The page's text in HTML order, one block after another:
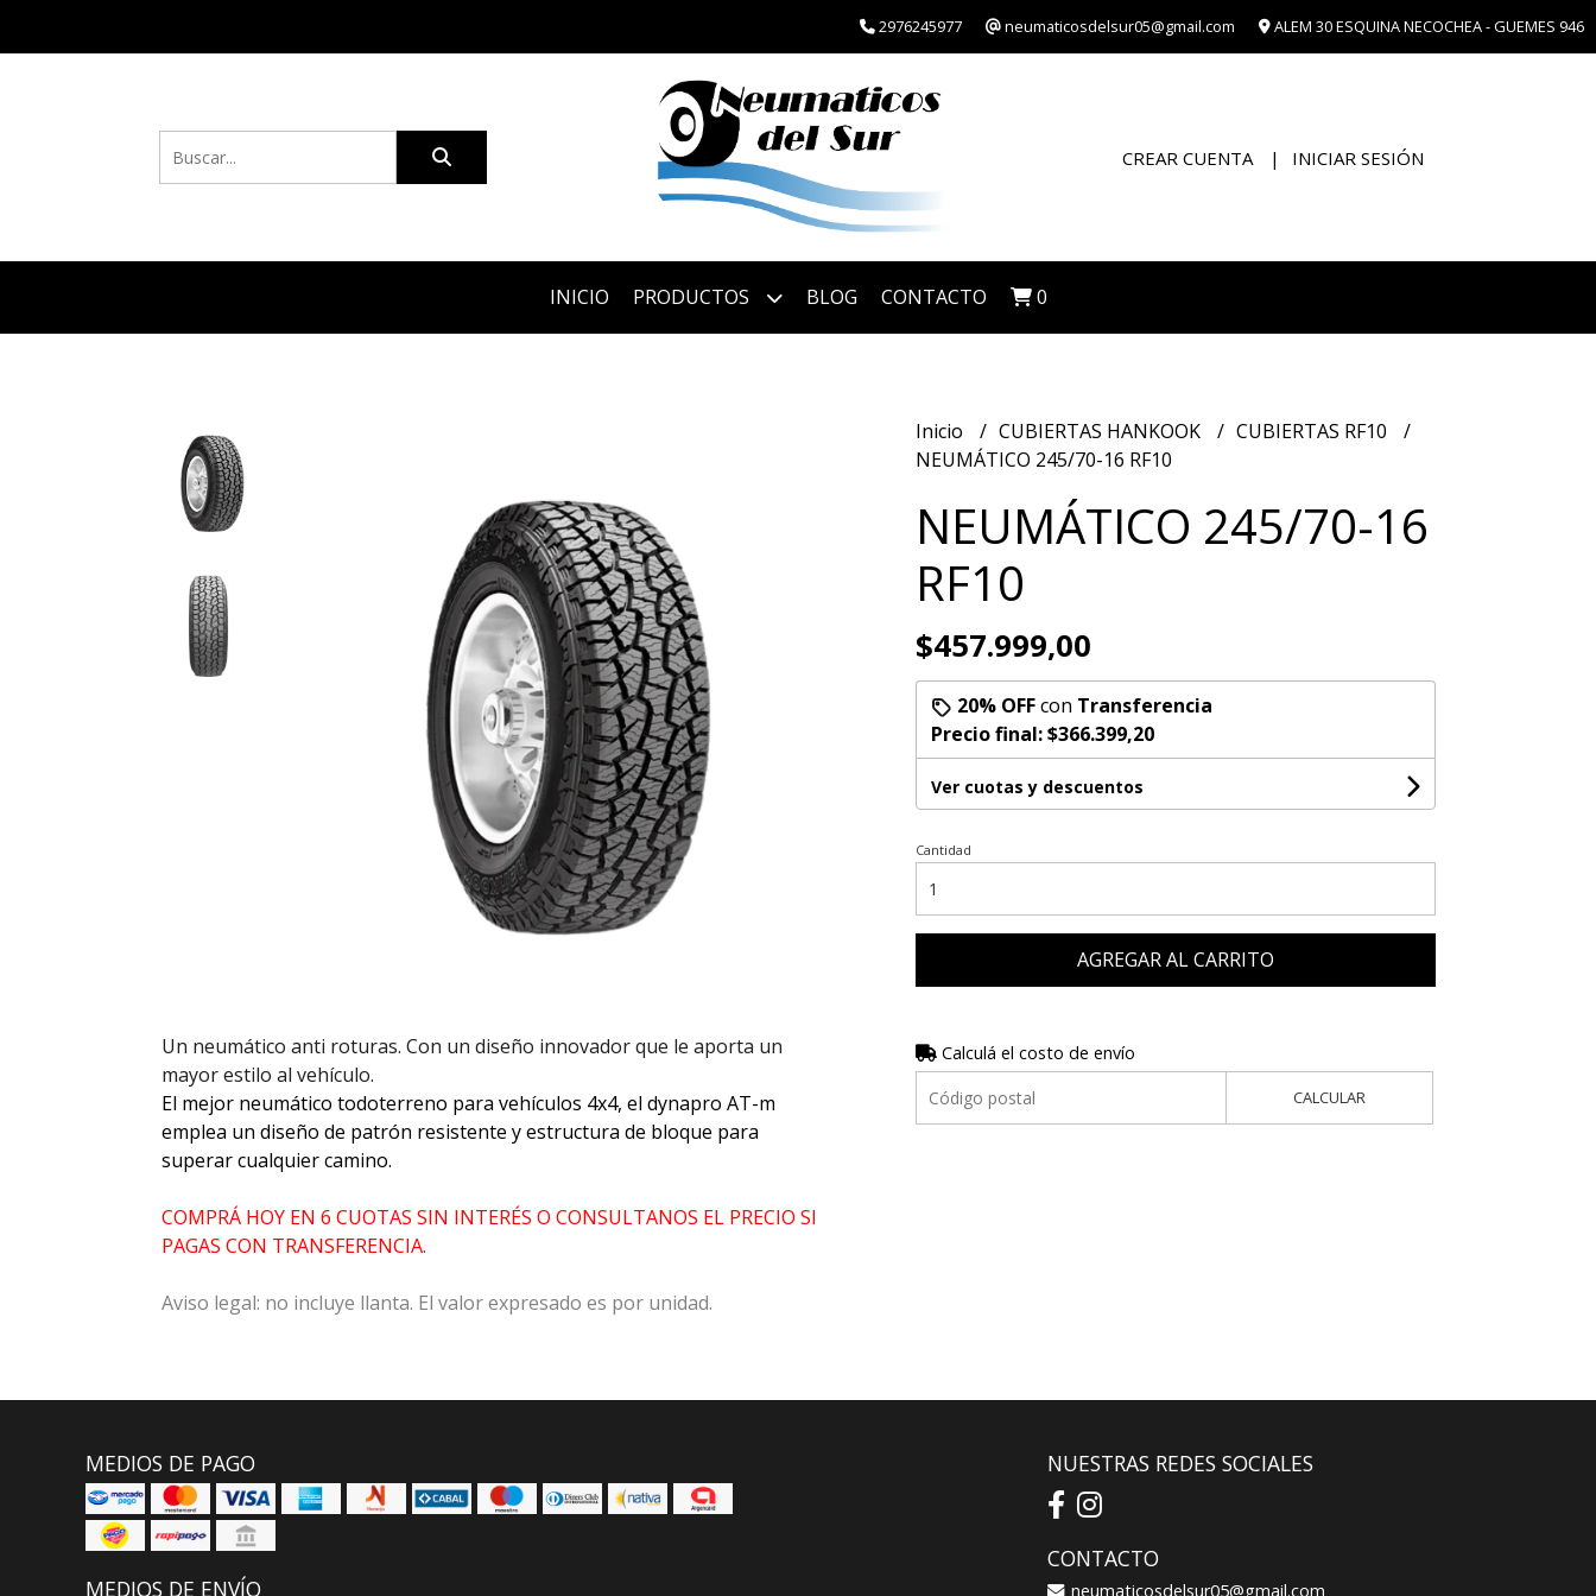
2976245977 neumaticosdelsur05@gmail.com ALEM 30 ESQUINA NECOCHEA - GUEMES 946
CREAR CUENTA INICIAR SESIÓN
INICIO PRODUCTOS BLOG CONTACTO 0
Un neumático anti roturas. Con un diseño innovador que le aporta un
mayor estilo al vehículo.
El mejor neumático todoterreno para vehículos 4x4, el dynapro AT-m
emplea un diseño de patrón resistente y estructura de bloque para
superar cualquier camino.
COMPRÁ HOY EN 6 CUOTAS SIN INTERÉS O CONSULTANOS EL PRECIO SI
PAGAS CON TRANSFERENCIA.
Aviso legal: no incluye llanta. El valor expresado es por unidad.
Inicio CUBIERTAS HANKOOK
CUBIERTAS RF10
NEUMÁTICO 245/70-16 RF10
NEUMÁTICO 245/70-16
RF10
$457.999,00
20% OFFcon Transferencia
Precio final:$366.399,20
Ver cuotas y descuentos
Cantidad
AGREGAR AL CARRITO
Calculá el costo de envío
CALCULAR
MEDIOS DE PAGO
MEDIOS DE ENVÍO
NUESTRAS REDES SOCIALES
CONTACTO
neumaticosdelsur05@gmail.com